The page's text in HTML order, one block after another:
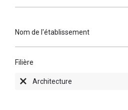
Nom de l'établissement
Architecture
Filière